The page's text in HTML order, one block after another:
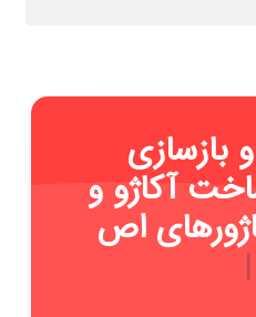
بازسازی
آکاژو و
اصل تی
|